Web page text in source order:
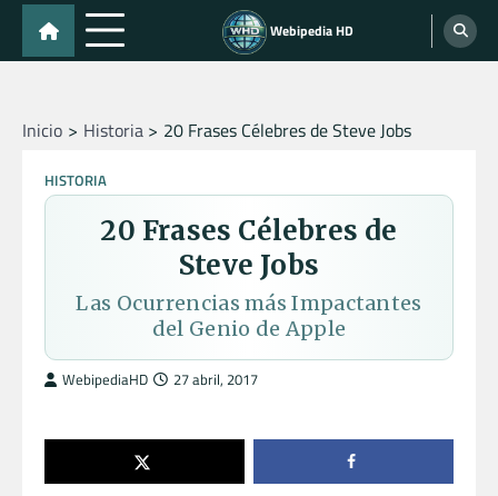
Skip
content
Webipedia HD
Inicio Historia 20 Frases Célebres de Steve Jobs
HISTORIA
20 Frases Célebres de
Steve Jobs
Las Ocurrencias más Impactantes
del Genio de Apple
WebipediaHD 27 abril, 2017